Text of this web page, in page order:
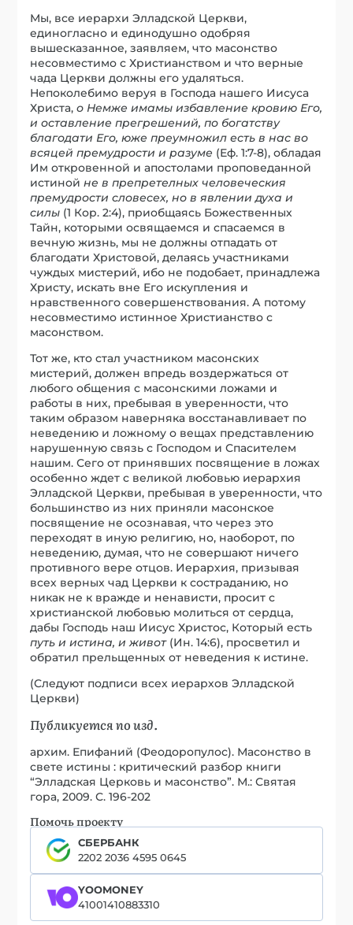
Мы, все иерархи Элладской Церкви,
единогласно и единодушно одобряя
вышесказанное, заявляем, что масонство
несовместимо с Христианством и что верные
чада Церкви должны его удаляться.
Непоколебимо веруя в Господа нашего Иисуса
Христа,о Немже имамы избавление кровию Его,
и оставление прегрешений, по богатству
благодати Его, юже преумножил есть в нас во
всяцей премудрости и разуме (Еф. 1:7-8), обладая
Им откровенной и апостолами проповеданной
истинойне в препретелных человеческия
премудрости словесех, но в явлении духа и
силы (1 Кор. 2:4), приобщаясь Божественных
Тайн, которыми освящаемся и спасаемся в
вечную жизнь, мы не должны отпадать от
благодати Христовой, делаясь участниками
чуждых мистерий, ибо не подобает, принадлежа
Христу, искать вне Его искупления и
нравственного совершенствования. А потому
несовместимо истинное Христианство с
масонством.
Тот же, кто стал участником масонских
мистерий, должен впредь воздержаться от
любого общения с масонскими ложами и
работы в них, пребывая в уверенности, что
таким образом наверняка восстанавливает по
неведению и ложному о вещах представлению
нарушенную связь с Господом и Спасителем
нашим. Сего от принявших посвящение в ложах
особенно ждет с великой любовью иерархия
Элладской Церкви, пребывая в уверенности, что
большинство из них приняли масонское
посвящение не осознавая, что через это
переходят в иную религию, но, наоборот, по
неведению, думая, что не совершают ничего
противного вере отцов. Иерархия, призывая
всех верных чад Церкви к состраданию, но
никак не к вражде и ненависти, просит с
христианской любовью молиться от сердца,
дабы Господь наш Иисус Христос, Который есть
путь и истина, и живот(Ин. 14:6), просветил и
обратил прельщенных от неведения к истине.
(Следуют подписи всех иерархов Элладской
Церкви)
Публикуется по изд.
архим. Епифаний (Феодоропулос). Масонство в
свете истины : критический разбор книги
“Элладская Церковь и масонство”. М.: Святая
гора, 2009. С. 196-202
Помочь проекту
СБЕРБАНК
2202 2036 4595 0645
YOOMONEY
41001410883310